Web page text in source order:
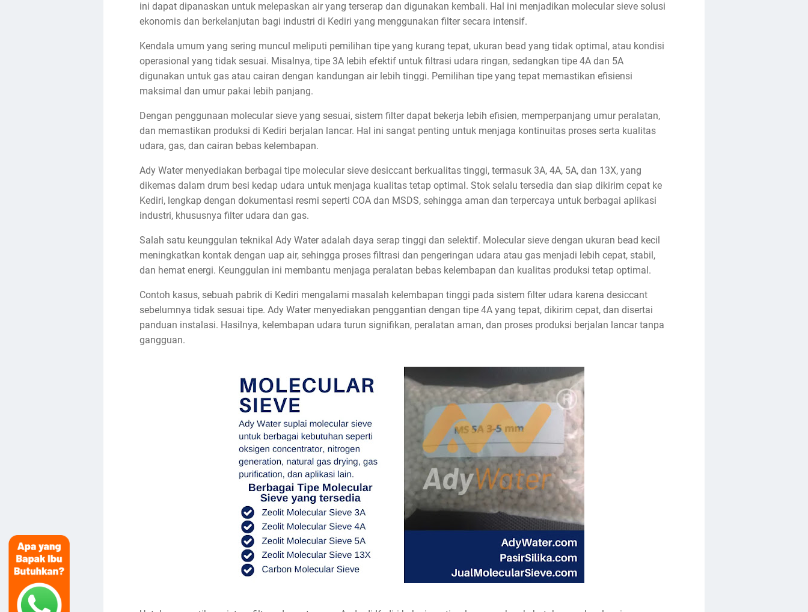
ini dapat dipanaskan untuk melepaskan air yang terserap dan digunakan kembali. Hal ini menjadikan molecular sieve solusi
ekonomis dan berkelanjutan bagi industri di Kediri yang menggunakan filter secara intensif.
Kendala umum yang sering muncul meliputi pemilihan tipe yang kurang tepat, ukuran bead yang tidak optimal, atau kondisi
operasional yang tidak sesuai. Misalnya, tipe 3A lebih efektif untuk filtrasi udara ringan, sedangkan tipe 4A dan 5A
digunakan untuk gas atau cairan dengan kandungan air lebih tinggi. Pemilihan tipe yang tepat memastikan efisiensi
maksimal dan umur pakai lebih panjang.
Dengan penggunaan molecular sieve yang sesuai, sistem filter dapat bekerja lebih efisien, memperpanjang umur peralatan,
dan memastikan produksi di Kediri berjalan lancar. Hal ini sangat penting untuk menjaga kontinuitas proses serta kualitas
udara, gas, dan cairan bebas kelembapan.
Ady Water menyediakan berbagai tipe molecular sieve desiccant berkualitas tinggi, termasuk 3A, 4A, 5A, dan 13X, yang
dikemas dalam drum besi kedap udara untuk menjaga kualitas tetap optimal. Stok selalu tersedia dan siap dikirim cepat ke
Kediri, lengkap dengan dokumentasi resmi seperti COA dan MSDS, sehingga aman dan terpercaya untuk berbagai aplikasi
industri, khususnya filter udara dan gas.
Salah satu keunggulan teknikal Ady Water adalah daya serap tinggi dan selektif. Molecular sieve dengan ukuran bead kecil
meningkatkan kontak dengan uap air, sehingga proses filtrasi dan pengeringan udara atau gas menjadi lebih cepat, stabil,
dan hemat energi. Keunggulan ini membantu menjaga peralatan bebas kelembapan dan kualitas produksi tetap optimal.
Contoh kasus, sebuah pabrik di Kediri mengalami masalah kelembapan tinggi pada sistem filter udara karena desiccant
sebelumnya tidak sesuai tipe. Ady Water menyediakan penggantian dengan tipe 4A yang tepat, dikirim cepat, dan disertai
panduan instalasi. Hasilnya, kelembapan udara turun signifikan, peralatan aman, dan proses produksi berjalan lancar tanpa
gangguan.